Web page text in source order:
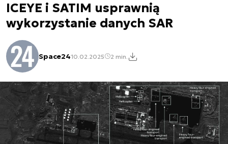
ICEYE i SATIM usprawnią
wykorzystanie danych SAR
Space2410.02.2025 2 min.